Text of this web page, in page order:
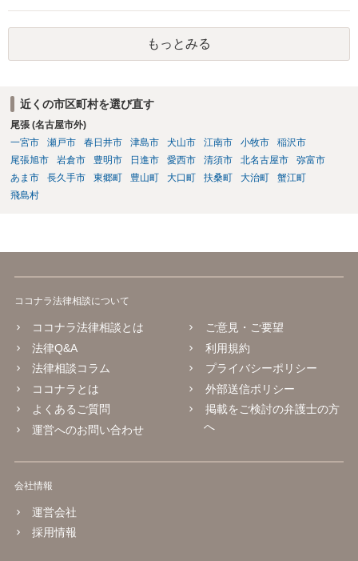
り、会社側は請求できない可能性が高そうです。
もっとみる
近くの市区町村を選び直す
尾張 (名古屋市外)
一宮市
瀬戸市 春日井市 津島市 犬山市 江南市 小牧市
稲沢市
尾張旭市
岩倉市 豊明市 日進市 愛西市 清須市 北名古屋市
弥富市
あま市
長久手市 東郷町 豊山町 大口町 扶桑町 大治町
蟹江町
飛島村
ココナラ法律相談について
ココナラ法律相談とは
法律Q&A
法律相談コラム
ココナラとは
よくあるご質問
運営へのお問い合わせ
ご意見・ご要望
利用規約
プライバシーポリシー
外部送信ポリシー
掲載をご検討の弁護士の方
へ
会社情報
運営会社
採用情報